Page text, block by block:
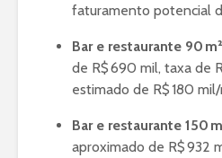
faturamento potencial
Bar e restaurante 90 m²
de R$ 690 mil, taxa de
estimado de R$ 180 mil/
Bar e restaurante 150
aproximado de R$ 932